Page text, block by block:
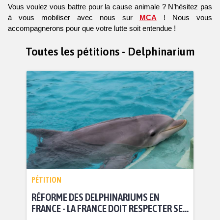
Vous voulez vous battre pour la cause animale ? N’hésitez pas
à vous mobiliser avec nous sur
MCA ! Nous vous
accompagnerons pour que votre lutte soit entendue !
Toutes les pétitions - Delphinarium
PÉTITION
RÉFORME DES DELPHINARIUMS EN
FRANCE - LA FRANCE DOIT RESPECTER SES